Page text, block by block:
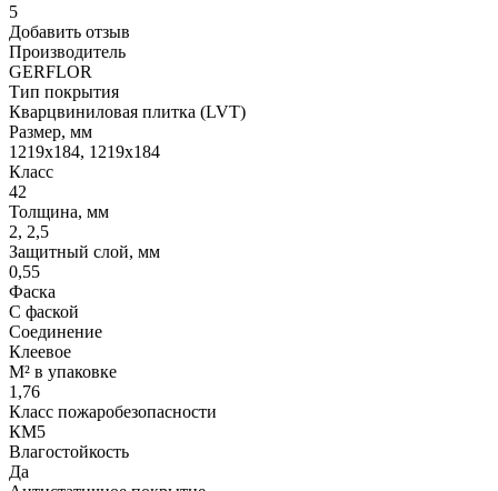
5
Добавить отзыв
Производитель
GERFLOR
Тип покрытия
Кварцвиниловая плитка (LVT)
Размер, мм
1219x184, 1219x184
Класс
42
Толщина, мм
2, 2,5
Защитный слой, мм
0,55
Фаска
С фаской
Соединение
Клеевое
М² в упаковке
1,76
Класс пожаробезопасности
КМ5
Влагостойкость
Да